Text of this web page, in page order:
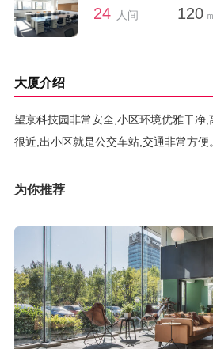
24 人间 120
大厦介绍
望京科技园非常安全,小区环境优雅干净
很近,出小区就是公交车站,交通非常方便。
为你推荐